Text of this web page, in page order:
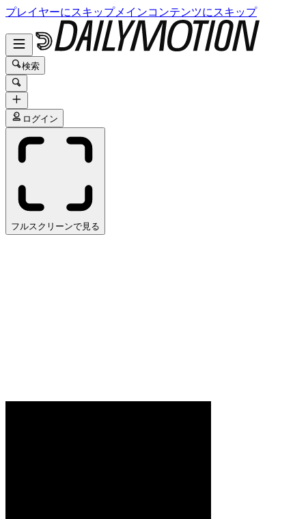
プレイヤーにスキップメインコンテンツにスキップ
検索
ログイン
フルスクリーンで見る